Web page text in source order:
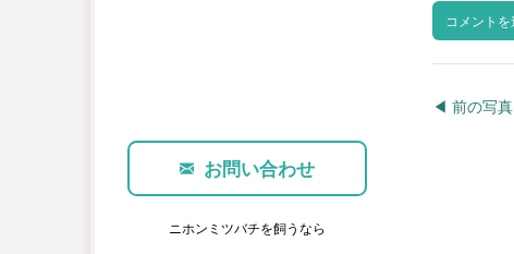
◀︎ 前の写真
お問い合わせ
ニホンミツバチを飼うなら